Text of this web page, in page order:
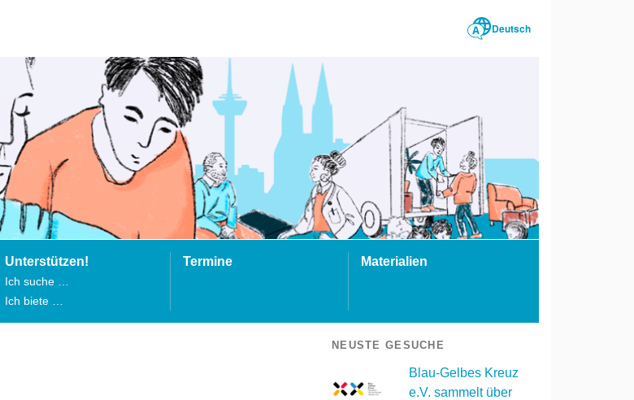
Deutsch
Unterstützen!
Ich suche …
Ich biete …
Termine Materialien
NEUSTE GESUCHE
Blau-Gelbes Kreuz
e.V. sammelt über